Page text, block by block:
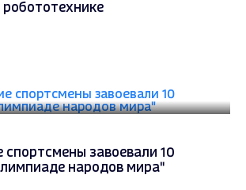
спортсмены завоевали 10
народов мира"